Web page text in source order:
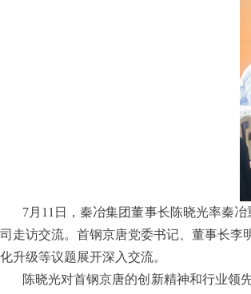
7月11日，秦冶集团董事长陈晓光率秦
司走访交流。首钢京唐党委书记、董事长李
化升级等议题展开深入交流。
陈晓光对首钢京唐的创新精神和行业领